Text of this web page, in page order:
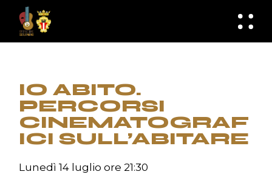
content
IO ABITO.
PERCORSI
CINEMATOGRAF
ICI SULL’ABITARE
Lunedì 14 luglio ore 21:30